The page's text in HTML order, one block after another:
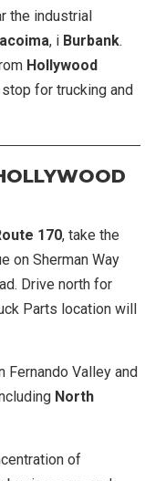
the industrial
, і Burbank.
Hollywood
for trucking and
170, take the
on Sherman Way
Drive north for
Parts location will
Fernando Valley and
North
of